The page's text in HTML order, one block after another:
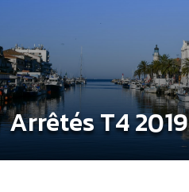
Arrêtés T4 2019